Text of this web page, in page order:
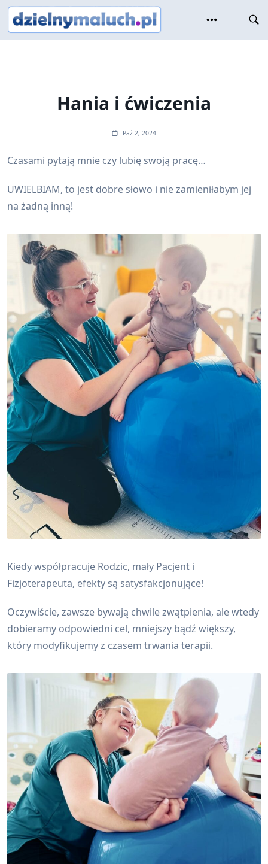
Skip
content
Hania i ćwiczenia
Paź 2, 2024
Czasami pytają mnie czy lubię swoją pracę…
UWIELBIAM, to jest dobre słowo i nie zamieniłabym jej
na żadną inną!
Kiedy współpracuje Rodzic, mały Pacjent i
Fizjoterapeuta, efekty są satysfakcjonujące!
Oczywiście, zawsze bywają chwile zwątpienia, ale wtedy
dobieramy odpowiedni cel, mniejszy bądź większy,
który modyfikujemy z czasem trwania terapii.